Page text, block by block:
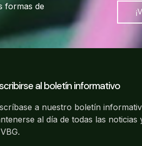
formas de
al boletín informativo
a nuestro boletín
al día de todas las noticias